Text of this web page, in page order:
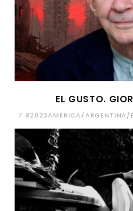
EL GUSTO.
7 92023AMERICA/ARGENTINA/